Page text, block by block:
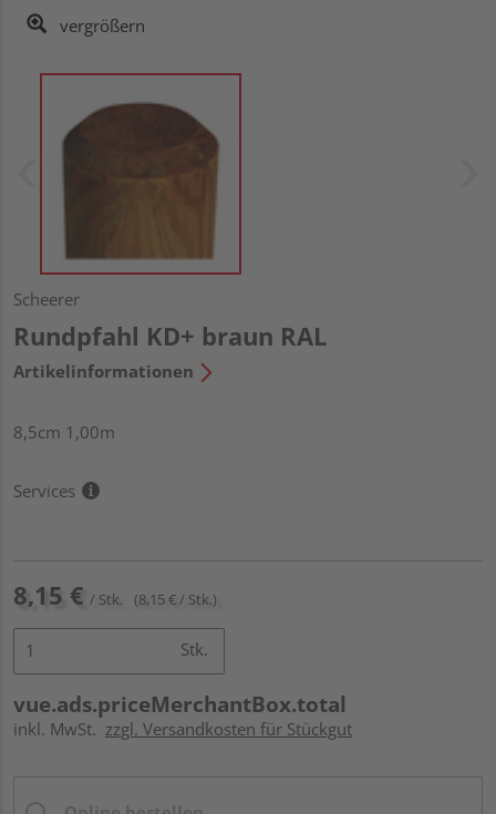
vergrößern
Scheerer
Rundpfahl KD+ braun RAL
Artikelinformationen
8,5cm 1,00m
Services
8,15 € / Stk. (8,15 € / Stk.)
Stk.
vue.ads.priceMerchantBox.total
inkl. MwSt. zzgl. Versandkosten für Stückgut